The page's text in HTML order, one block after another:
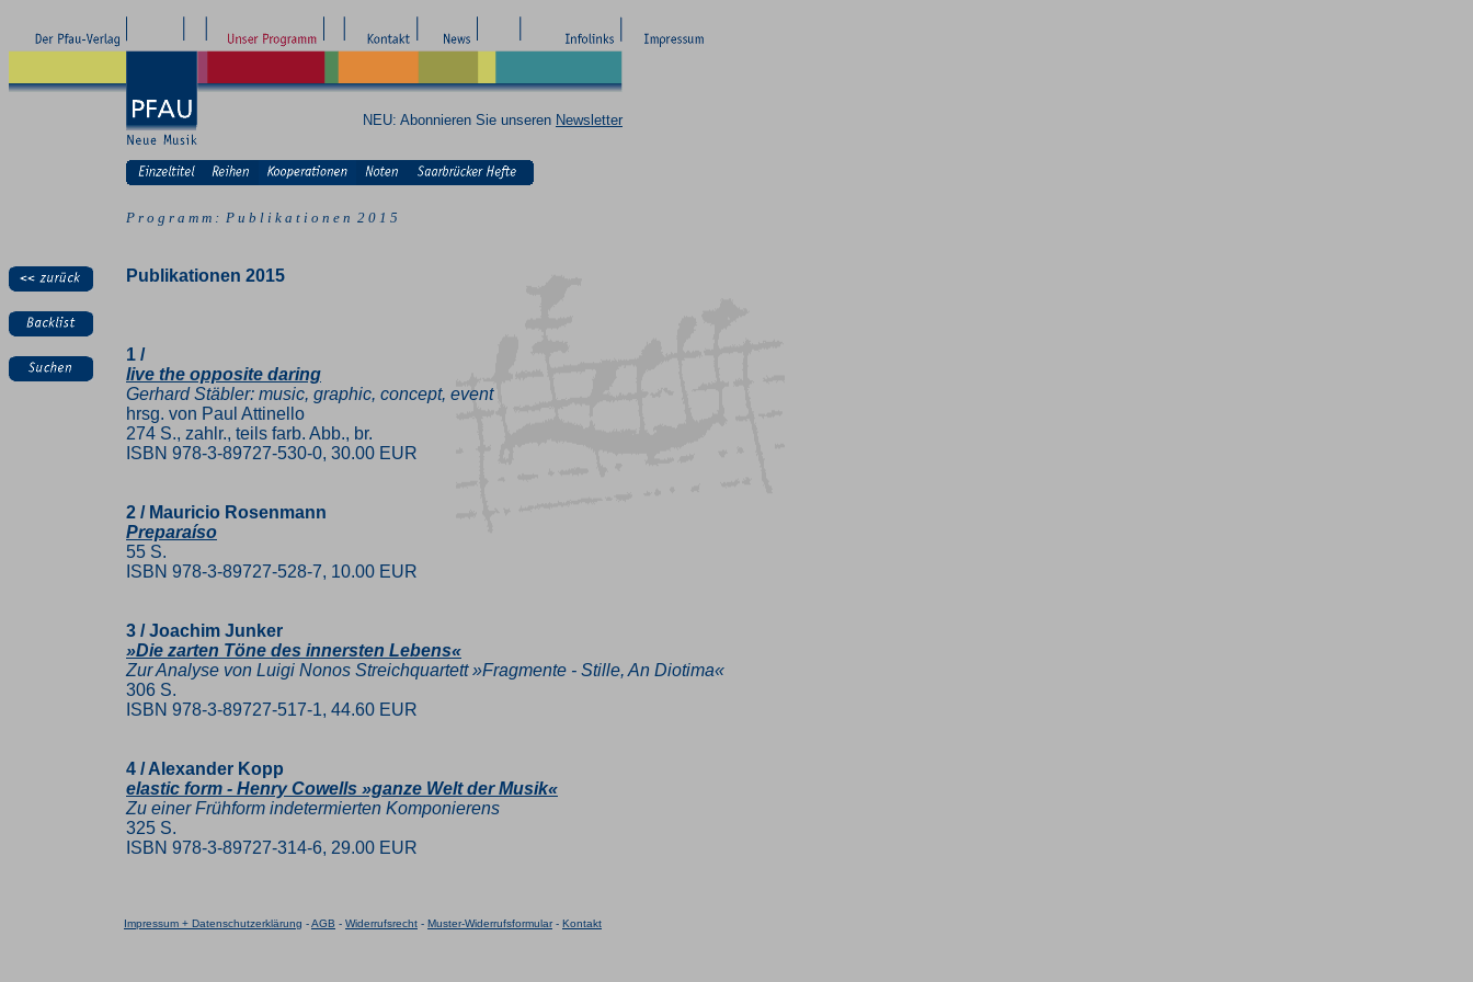
NEU: Abonnieren Sie unseren Newsletter
P r o g r a m m : P u b l i k a t i o n e n 2 0 1 5
Publikationen 2015
1 /
live the opposite daring
Gerhard Stäbler: music, graphic, concept, event
hrsg. von Paul Attinello
274 S., zahlr., teils farb. Abb., br.
ISBN 978-3-89727-530-0, 30.00 EUR
2 / Mauricio Rosenmann
Preparaíso
55 S.
ISBN 978-3-89727-528-7, 10.00 EUR
3 / Joachim Junker
»Die zarten Töne des innersten Lebens«
Zur Analyse von Luigi Nonos Streichquartett »Fragmente - Stille, An Diotima«
306 S.
ISBN 978-3-89727-517-1, 44.60 EUR
4 / Alexander Kopp
elastic form - Henry Cowells »ganze Welt der Musik«
Zu einer Frühform indetermierten Komponierens
325 S.
ISBN 978-3-89727-314-6, 29.00 EUR
Impressum + Datenschutzerklärung -AGB - Widerrufsrecht - Muster-Widerrufsformular- Kontakt